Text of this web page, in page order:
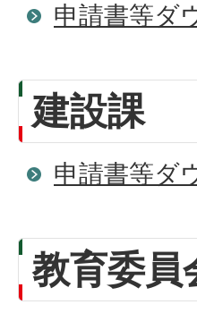
申請書等ダ
建設課
申請書等ダ
教育委員